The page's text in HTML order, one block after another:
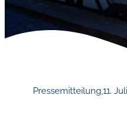
Pressemitteilung,11.